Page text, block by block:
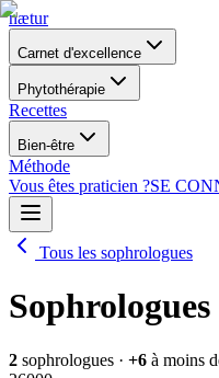
nætur
Carnet d'excellence
Phytothérapie
Recettes
Bien-être
Méthode
Vous êtes praticien ?SE
Tous les sophrologues
2 sophrologues · +6 à moins